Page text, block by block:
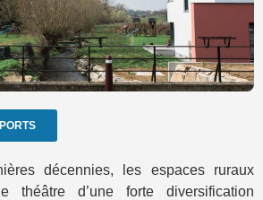
décennies, les espaces ruraux
d’une forte diversification